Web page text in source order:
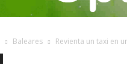
Baleares Revienta un taxi en